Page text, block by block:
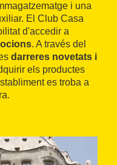
i una
El Club Casa
d'accedir a
. A través del
darreres novetats i
els productes
es troba a